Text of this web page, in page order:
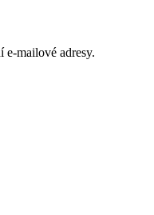
mailové adresy.